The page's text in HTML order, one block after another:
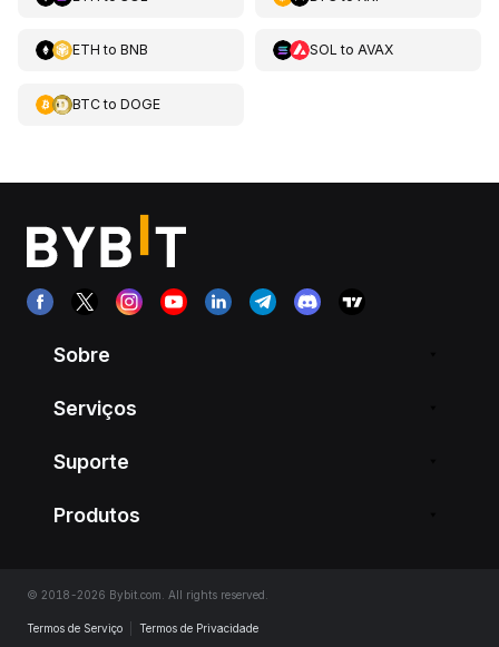
ETH to BNB SOL to AVAX
BTCto DOGE
Sobre
Serviços
Suporte
Produtos
© 2018-2026 Bybit.com. All rights reserved.
Termos de Serviço Termos de Privacidade